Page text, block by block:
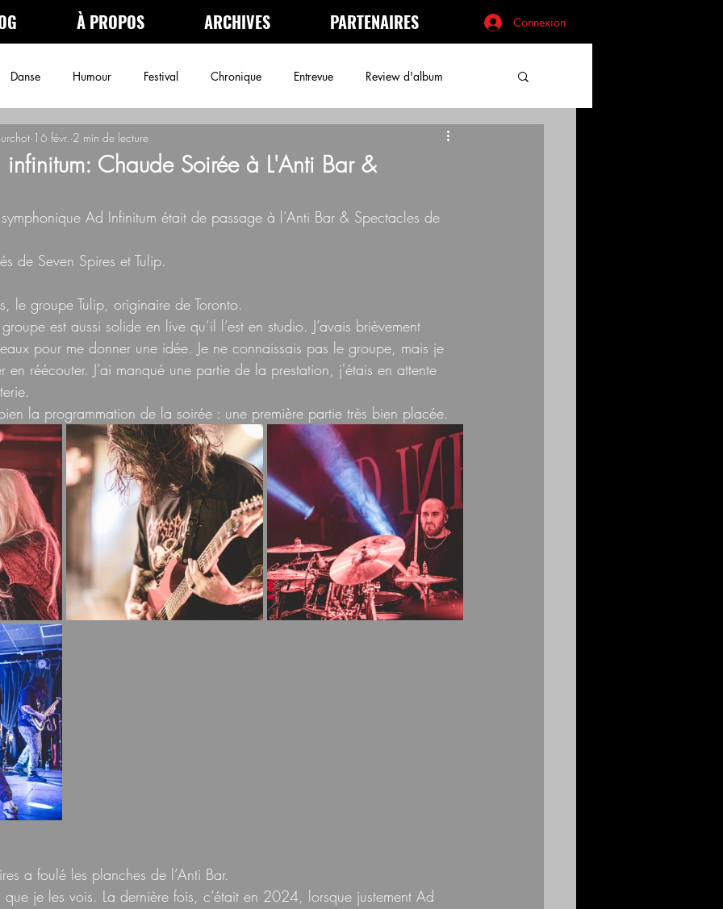
À PROPOS ARCHIVES PARTENAIRES Connexion
Danse Humour Festival Chronique Entrevue Review d'album
Podcast Archives
Chaude Soirée à L'Anti Bar &
16 févr. 2 min de lecture
Ad Infinitum était de passage à l’Anti Bar & Spectacles de
de Seven Spires et Tulip.
le groupe Tulip, originaire de Toronto.
est aussi solide en live qu’il l’est en studio. J’avais brièvement
pour me donner une idée. Je ne connaissais pas le groupe, mais je
en réécouter. J'ai manqué une partie de la prestation, j'étais en attente
la programmation de la soirée : une première partie très bien placée.
a foulé les planches de l’Anti Bar.
que je les vois. La dernière fois, c’était en 2024, lorsque justement Ad